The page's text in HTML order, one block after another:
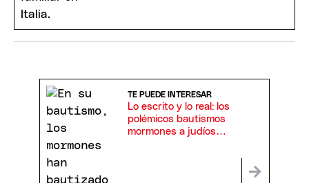
TE PUEDE INTERESAR
Lo escrito y lo real: los
polémicos bautismos
mormones a judíos